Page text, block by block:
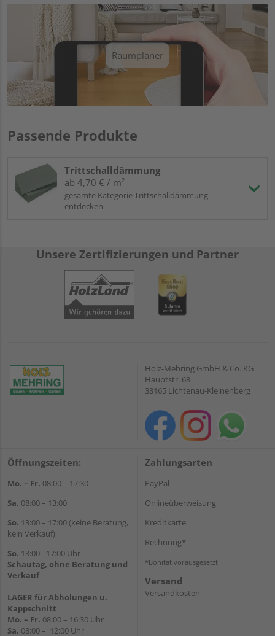
Raumplaner
Passende Produkte
Trittschalldämmung
ab 4,70 € / m²
gesamte Kategorie Trittschalldämmung
entdecken
Unsere Zertifizierungen und Partner
Holz-Mehring GmbH & Co. KG
Hauptstr. 68
33165 Lichtenau-Kleinenberg
Öffnungszeiten:
Mo. – Fr. 08:00 – 17:30
Sa. 08:00 – 13:00
So. 13:00 – 17:00 (keine Beratung,
kein Verkauf)
So. 13:00 - 17:00 Uhr
Schautag, ohne Beratung und
Verkauf
LAGER für Abholungen u.
Kappschnitt
Mo. – Fr. 08:00 – 16:30 Uhr
Sa. 08:00 – 12:00 Uhr
Zahlungsarten
PayPal
Onlineüberweisung
Kreditkarte
Rechnung*
*Bonität vorausgesetzt
Versand
Versandkosten